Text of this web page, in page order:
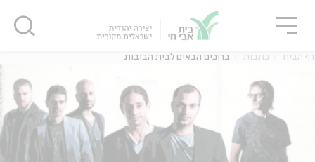
אנגלית
דף הבית כתבות ברוכים הבאים לבית הבובות
סגור